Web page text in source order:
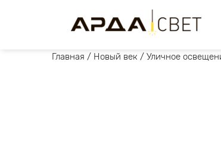
Главная / Новый век / Уличное